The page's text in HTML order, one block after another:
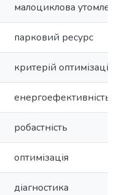
малоциклова
парковий ресурс
критерій оптимізації
енергоефективність
робастність
оптимізація
діагностика